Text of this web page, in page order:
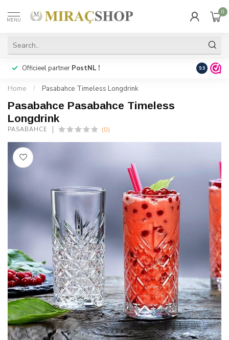
MENU
0
Officieel partner PostNL ! Snelle
9.9
Home / Pasabahce Timeless Longdrink
Pasabahce Pasabahce Timeless
Longdrink
PASABAHCE (0)